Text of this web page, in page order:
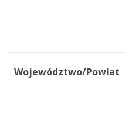
Województwo/Powiat